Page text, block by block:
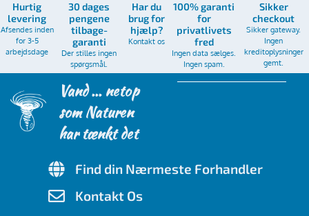
Hurtig
levering
Afsendes inden
for 3-5
arbejdsdage
30 dages
pengene
tilbage-
garanti
Der stilles ingen
spørgsmål.
Har du
brug for
hjælp?
Kontakt os
100% garanti
for
privatlivets
fred
Ingen data sælges.
Ingen spam.
Sikker
checkout
Sikker gateway.
Ingen
kreditoplysninger
gemt.
Vand ... netop
som Naturen
har tænkt det
Find din Nærmeste Forhandler
Kontakt Os